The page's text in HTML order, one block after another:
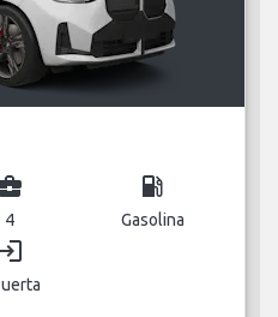
4
local_gas_station
Gasolina